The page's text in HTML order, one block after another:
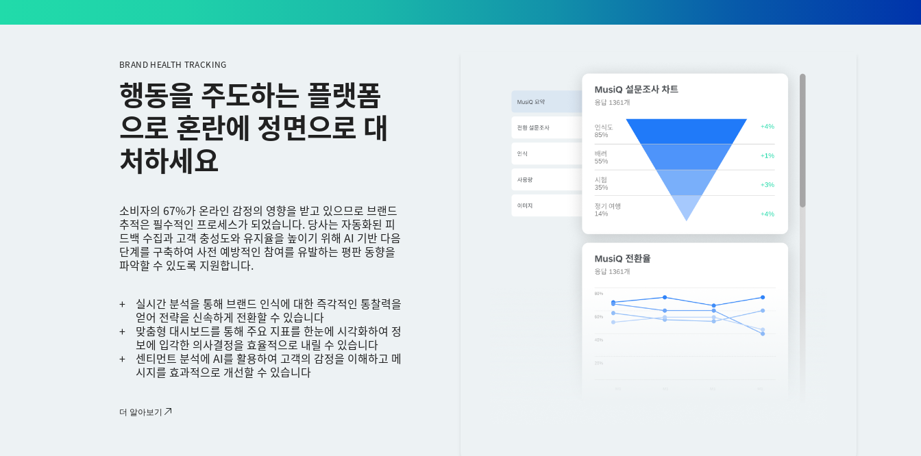
BRAND HEALTH TRACKING
행동을 주도하는 플랫폼
으로 혼란에 정면으로 대
처하세요
소비자의 67%가 온라인 감정의 영향을 받고 있으므로 브랜드
추적은 필수적인 프로세스가 되었습니다. 당사는 자동화된 피
드백 수집과 고객 충성도와 유지율을 높이기 위해 AI 기반 다음
단계를 구축하여 사전 예방적인 참여를 유발하는 평판 동향을
파악할 수 있도록 지원합니다.
실시간 분석을 통해 브랜드 인식에 대한 즉각적인 통찰력을
얻어 전략을 신속하게 전환할 수 있습니다
맞춤형 대시보드를 통해 주요 지표를 한눈에 시각화하여 정
보에 입각한 의사결정을 효율적으로 내릴 수 있습니다
센티먼트 분석에 AI를 활용하여 고객의 감정을 이해하고 메
시지를 효과적으로 개선할 수 있습니다
더 알아보기